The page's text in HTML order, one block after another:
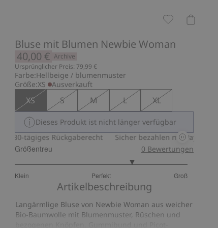
Bluse mit Blumen Newbie Woman
40,00 € Archive
Ursprünglicher Preis: 79,99 €
Farbe:Hellbeige / blumenmuster
Größe:XS Ausverkauft
XS S M L XL
Dieses Produkt ist nicht länger verfügbar
30-tägiges Rückgaberecht Sicher bezahlen mit PayPal &
Größentreu
Klein Perfekt Groß
von
27
Bewertungen
0 Bewertungen
Artikelbeschreibung
Langärmlige Bluse von Newbie Woman aus weicher
Bio-Baumwolle mit Blumenmuster, Rüschen und